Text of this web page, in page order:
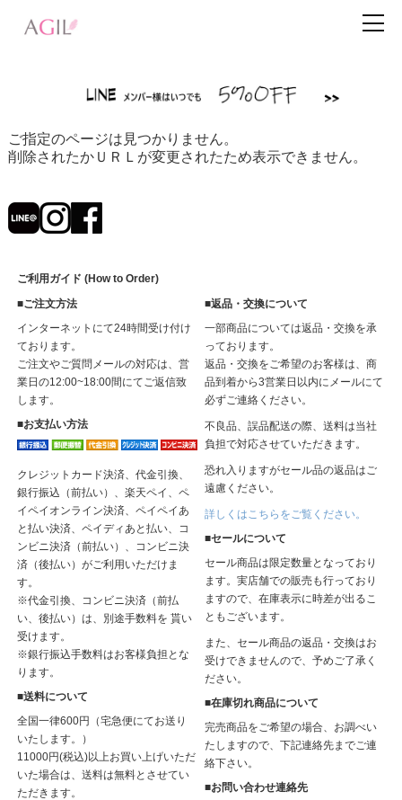
ご指定のページは見つかりません。
削除されたかＵＲＬが変更されたため表示できません。
ご利用ガイド (How to Order)
■ご注文方法
インターネットにて24時間受け付け
ております。
ご注文やご質問メールの対応は、営
業日の12:00~18:00間にてご返信致
します。
■お支払い方法
クレジットカード決済、代金引換、
銀行振込（前払い）、楽天ペイ、ペ
イペイオンライン決済、ペイペイあ
と払い決済、ペイディあと払い、コ
ンビニ決済（前払い）、コンビニ決
済（後払い）がご利用いただけま
す。
※代金引換、コンビニ決済（前払
い、後払い）は、別途手数料を 貰い
受けます。
※銀行振込手数料はお客様負担とな
ります。
■送料について
全国一律600円（宅急便にてお送り
いたします。）
11000円(税込)以上お買い上げいただ
いた場合は、送料は無料とさせてい
ただきます。
■返品・交換について
一部商品については返品・交換を承
っております。
返品・交換をご希望のお客様は、商
品到着から3営業日以内にメールにて
必ずご連絡ください。
不良品、誤品配送の際、送料は当社
負担で対応させていただきます。
恐れ入りますがセール品の返品はご
遠慮ください。
詳しくはこちらをご覧ください。
■セールについて
セール商品は限定数量となっており
ます。実店舗での販売も行っており
ますので、在庫表示に時差が出るこ
ともございます。
また、セール商品の返品・交換はお
受けできませんので、予めご了承く
ださい。
■在庫切れ商品について
完売商品をご希望の場合、お調べい
たしますので、下記連絡先までご連
絡下さい。
■お問い合わせ連絡先